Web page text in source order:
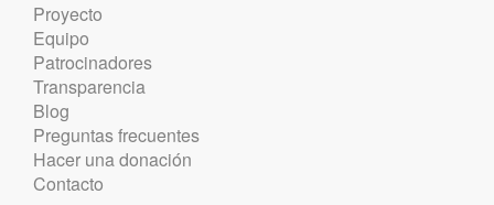
Proyecto
Equipo
Patrocinadores
Transparencia
Blog
Preguntas frecuentes
Hacer una donación
Contacto